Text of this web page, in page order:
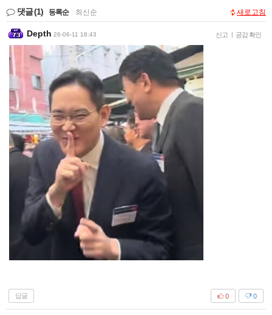
댓글(1) 등록순 최신순 새로고침
Depth 26-06-11 18:43 신고 공감 확인
답글 0
0